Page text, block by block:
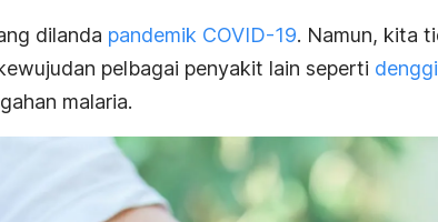
dilanda pandemik COVID-19. Namun, kita
pelbagai penyakit lain seperti denggi
malaria.